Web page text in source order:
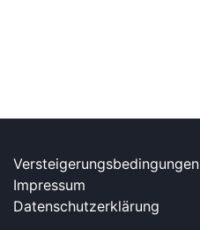
Versteigerungsbedingungen
Impressum
Datenschutzerklärung